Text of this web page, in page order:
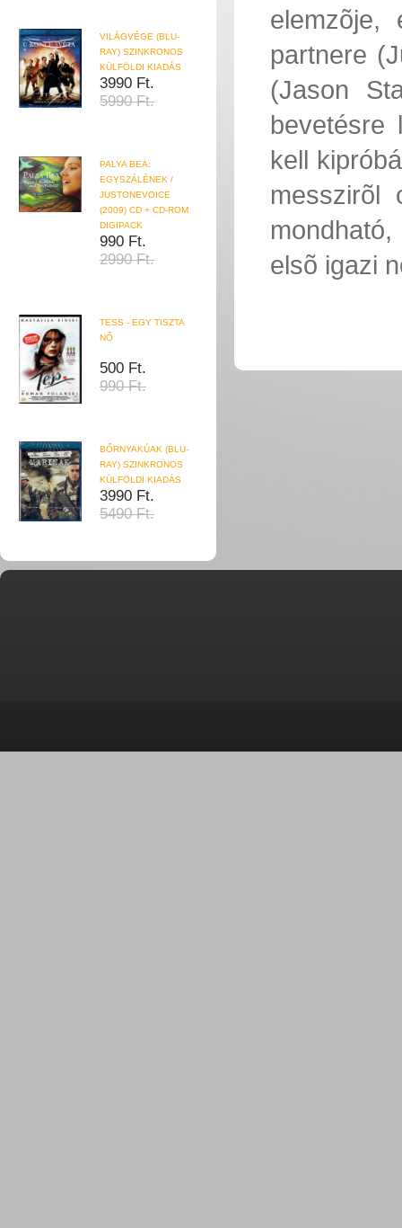
VILÁGVÉGE (BLU-
RAY) SZINKRONOS
KÜLFÖLDI KIADÁS
3990 Ft.
5990 Ft.
PALYA BEA:
EGYSZÁLÉNEK /
JUSTONEVOICE
(2009) CD + CD-ROM
DIGIPACK
990 Ft.
2990 Ft.
TESS - EGY TISZTA
NŐ
500 Ft.
990 Ft.
BŐRNYAKÚAK (BLU-
RAY) SZINKRONOS
KÜLFÖLDI KIADÁS
3990 Ft.
5490 Ft.
elemzõje,
partnere
(Jason
bevetésre
kell
messzirõl
elsõ igazi